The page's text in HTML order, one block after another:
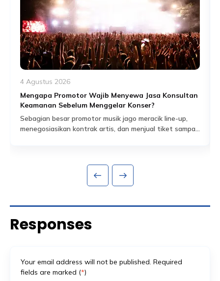
4 Agustus 2026
Mengapa Promotor Wajib Menyewa Jasa Konsultan
Keamanan Sebelum Menggelar Konser?
Sebagian besar promotor musik jago meracik line-up,
menegosiasikan kontrak artis, dan menjual tiket sampai
dan perencanaan keamanan yang menyertainya.
Responses
Your email address will not be published. Required
fields are marked (*)